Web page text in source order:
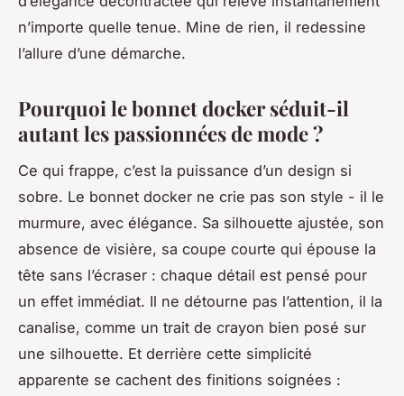
n’importe quelle tenue. Mine de rien, il redessine
l’allure d’une démarche.
Pourquoi le bonnet docker séduit-il
autant les passionnées de mode ?
Ce qui frappe, c’est la puissance d’un design si
sobre. Le bonnet docker ne crie pas son style - il le
murmure, avec élégance. Sa silhouette ajustée, son
absence de visière, sa coupe courte qui épouse la
tête sans l’écraser : chaque détail est pensé pour
un effet immédiat. Il ne détourne pas l’attention, il la
canalise, comme un trait de crayon bien posé sur
une silhouette. Et derrière cette simplicité
apparente se cachent des finitions soignées :